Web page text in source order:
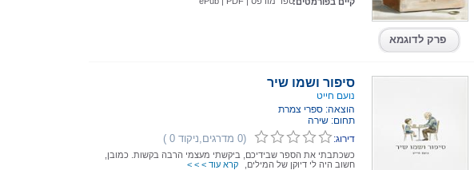
פרק לדוגמא
סיפור ושמו שיר
נועם חייט
הוצאה: ספרי צמרת
תחום: שירה
דירוג:
(0 מדרגים,ניקוד 0 )
כשכתבתי את הספר שבידיכם, ביקשתי מעצמי הרבה בקשות. כמובן,
חשוב היה לי דיוקן של המילים,
קרא עוד > > >